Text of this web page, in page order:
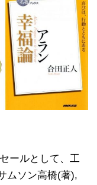
ールとして、工
ムソン高橋(著),